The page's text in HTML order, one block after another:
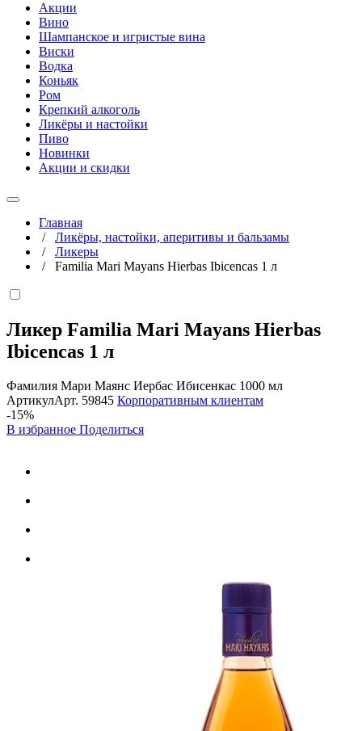
Акции
Вино
Шампанское и игристые вина
Виски
Водка
Коньяк
Ром
Крепкий алкоголь
Ликёры и настойки
Пиво
Новинки
Акции и скидки
Главная
/ Ликёры, настойки, аперитивы и бальзамы
/ Ликеры
/ Familia Mari Mayans Hierbas Ibicencas 1 л
Ликер Familia Mari Mayans Hierbas
Ibicencas 1 л
Фамилия Мари Маянс Иербас Ибисенкас 1000 мл
АртикулАрт. 59845 Корпоративным клиентам
-15%
В избранное Поделиться